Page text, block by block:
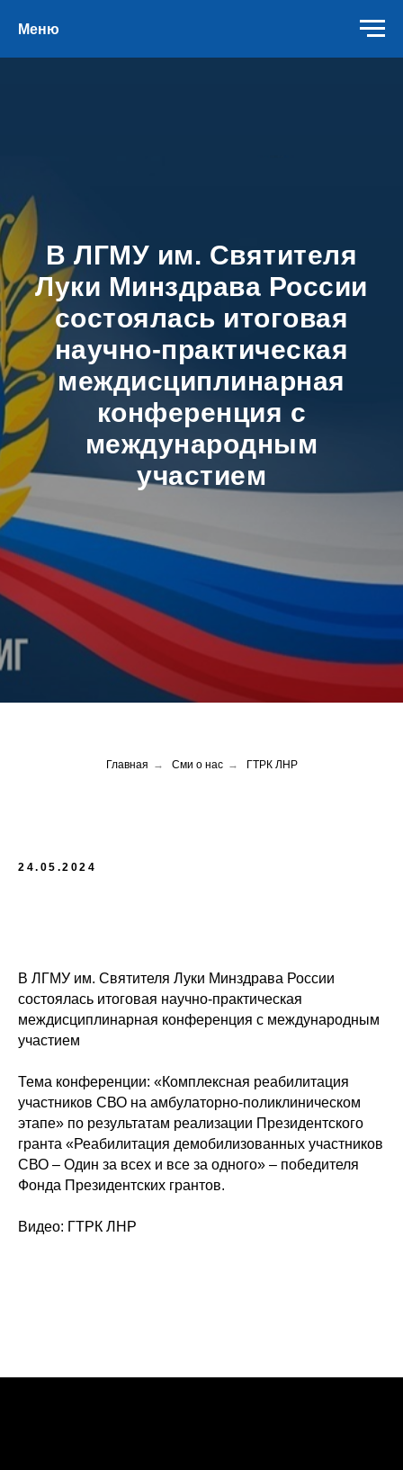
Меню
В ЛГМУ им. Святителя
Луки Минздрава России
состоялась итоговая
научно-практическая
междисциплинарная
конференция с
международным
участием
Главная → Сми о нас → ГТРК ЛНР
24.05.2024
В ЛГМУ им. Святителя Луки Минздрава России
состоялась итоговая научно-практическая
междисциплинарная конференция с международным
участием
Тема конференции: «Комплексная реабилитация
участников СВО на амбулаторно-поликлиническом
этапе» по результатам реализации Президентского
гранта «Реабилитация демобилизованных участников
СВО – Один за всех и все за одного» – победителя
Фонда Президентских грантов.
Видео: ГТРК ЛНР